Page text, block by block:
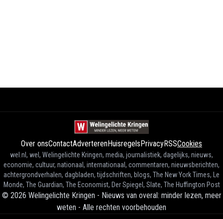
Over onsContactAdverterenHuisregelsPrivacyRSSCookies
wel.nl, wel, Welingelichte Kringen, media, journalistiek, dagelijks, nieuws,
economie, cultuur, nationaal, internationaal, commentaren, nieuwsberichten,
achtergrondverhalen, dagbladen, tijdschriften, blogs, The New York Times, Le
Monde, The Guardian, The Economist, Der Spiegel, Slate, The Huffington Post
© 2026 Welingelichte Kringen - Nieuws van overal: minder lezen, meer
weten - Alle rechten voorbehouden